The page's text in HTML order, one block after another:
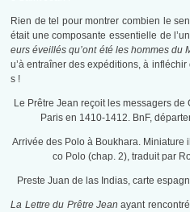
Rien de tel pour montrer combien le
était une composante essentielle de
eurs éveillés qu’ont été les hommes du
u’à entraîner des expéditions, à
s !
Le Prêtre Jean reçoit les messagers
Paris en 1410-1412. BnF,
Arrivée des Polo à Boukhara. Miniature
co Polo (chap. 2), traduit par
Preste Juan de las Indias, carte
La Lettre du Prêtre Jean ayant